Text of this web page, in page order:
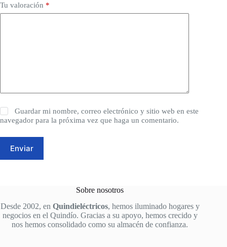
Tu valoración *
Guardar mi nombre, correo electrónico y sitio web en este
navegador para la próxima vez que haga un comentario.
Enviar
Sobre nosotros
Desde 2002, en Quindieléctricos, hemos iluminado hogares y
negocios en el Quindío. Gracias a su apoyo, hemos crecido y
nos hemos consolidado como su almacén de confianza.